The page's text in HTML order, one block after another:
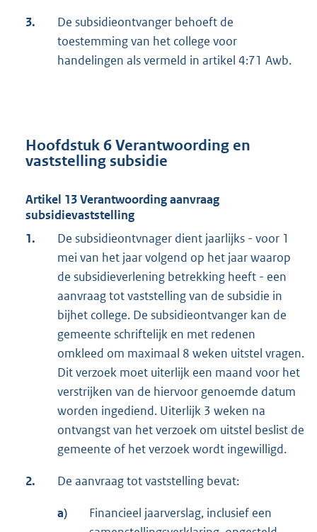
3.
De subsidieontvanger behoeft de
toestemming van het college voor
handelingen als vermeld in artikel 4:71 Awb.
Hoofdstuk 6 Verantwoording en
vaststelling subsidie
Artikel 13 Verantwoording aanvraag
subsidievaststelling
1.
De subsidieontvnager dient jaarlijks - voor 1
mei van het jaar volgend op het jaar waarop
de subsidieverlening betrekking heeft - een
aanvraag tot vaststelling van de subsidie in
bijhet college. De subsidieontvanger kan de
gemeente schriftelijk en met redenen
omkleed om maximaal 8 weken uitstel vragen.
Dit verzoek moet uiterlijk een maand voor het
verstrijken van de hiervoor genoemde datum
worden ingediend. Uiterlijk 3 weken na
ontvangst van het verzoek om uitstel beslist de
gemeente of het verzoek wordt ingewilligd.
2. De aanvraag tot vaststelling bevat:
a)
Financieel jaarverslag, inclusief een